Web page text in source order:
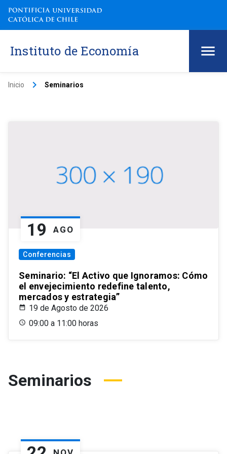
Instituto de Economía
Inicio keyboard_arrow_right Seminarios
19 AGO
Conferencias
Seminario: “El Activo que Ignoramos: Cómo
el envejecimiento redefine talento,
mercados y estrategia”
19 de Agosto de 2026
09:00 a 11:00 horas
Seminarios